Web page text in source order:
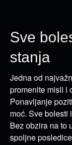
Sve
stanja
Jedna od
promenite misli i
Ponavljanje
moć. Sve bolesti
Bez obzira na to
spoljne